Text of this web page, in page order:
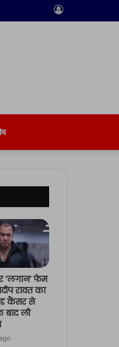
Log
‘लगान’ फेम
रावत का
कैंसर से
ली